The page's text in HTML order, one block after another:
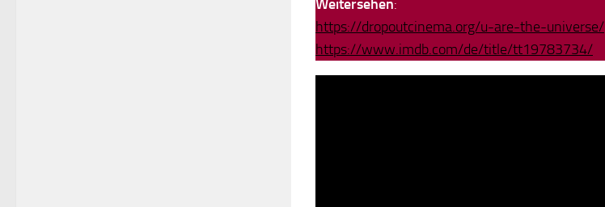
Weitersehen:
https://dropoutcinema.org/u-are-the-universe/
https://www.imdb.com/de/title/tt19783734/